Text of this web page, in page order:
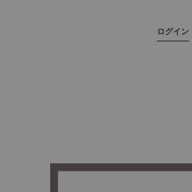
ログイン